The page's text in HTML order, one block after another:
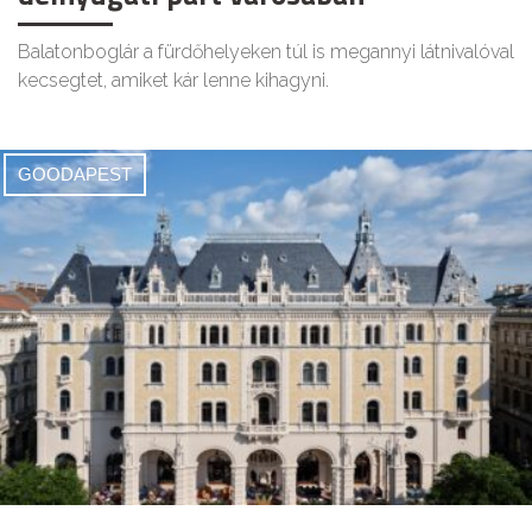
Balatonboglár a fürdőhelyeken túl is megannyi látnivalóval
kecsegtet, amiket kár lenne kihagyni.
GOODAPEST